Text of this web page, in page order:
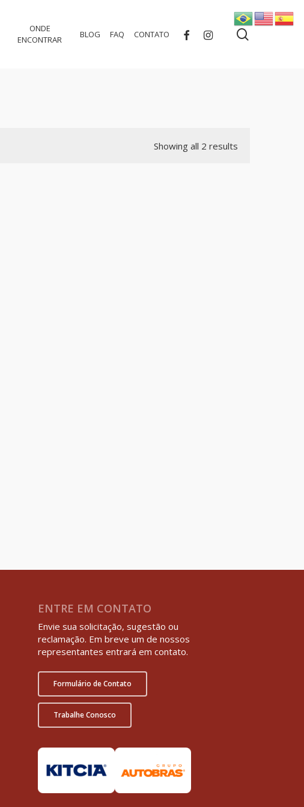
ONDE
ENCONTRAR
BLOG FAQ CONTATO FACEBOOKINSTAGRAM
Showing all 2 results
ENTRE EM CONTATO
Envie sua solicitação, sugestão ou
reclamação. Em breve um de nossos
representantes entrará em contato.
Formulário de Contato
Trabalhe Conosco